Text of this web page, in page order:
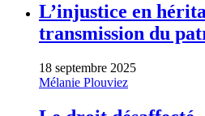
L’injustice en
transmission du
18 septembre 2025
Mélanie Plouviez